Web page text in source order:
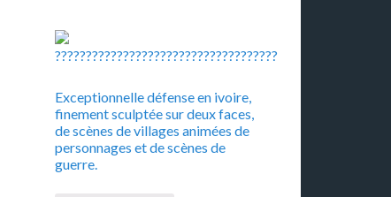
Exceptionnelle défense en ivoire,
finement sculptée sur deux faces,
de scènes de villages animées de
personnages et de scènes de
guerre.